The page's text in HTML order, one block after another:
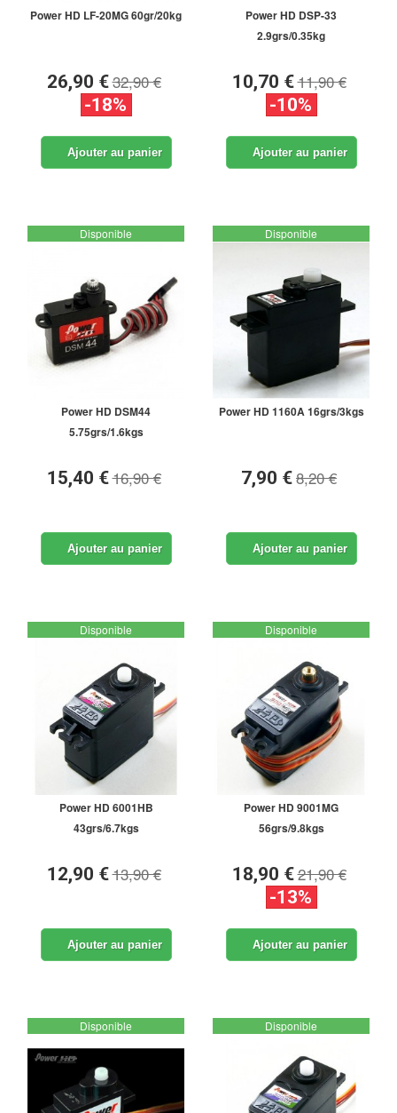
Power HD LF-20MG 60gr/20kg
26,90 €32,90 €
-18%
Ajouter au panier
Power HD DSP-33
2.9grs/0.35kg
10,70 €11,90 €
-10%
Ajouter au panier
Disponible
Power HD DSM44
5.75grs/1.6kgs
15,40 €16,90 €
Ajouter au panier
Disponible
Power HD 1160A 16grs/3kgs
7,90 €8,20 €
Ajouter au panier
Disponible
Power HD 6001HB
43grs/6.7kgs
12,90 €13,90 €
Ajouter au panier
Disponible
Power HD 9001MG
56grs/9.8kgs
18,90 €21,90 €
-13%
Ajouter au panier
Disponible Disponible